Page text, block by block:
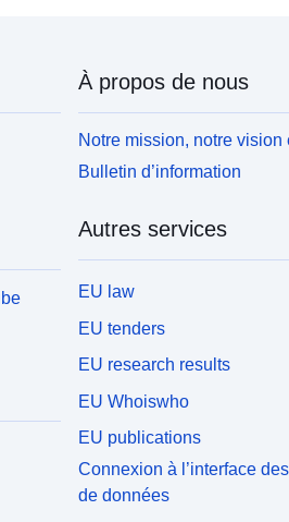
À propos de nous
Notre mission, notre vision
Bulletin d’information
Autres services
EU law
EU tenders
EU research results
EU Whoiswho
EU publications
Connexion à l’interface
de données